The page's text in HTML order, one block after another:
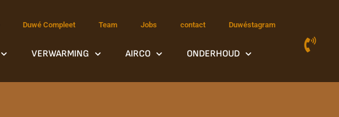
Duwé Compleet Team Jobs contact Duwéstagram
VERWARMING AIRCO ONDERHOUD